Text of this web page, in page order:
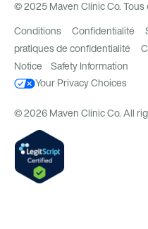
© 2025 Maven Clinic Co. Tous
Conditions Confidentialité
pratiques de confidentialité
Notice
Safety Information
Your Privacy Choices
© 2026 Maven Clinic Co. All